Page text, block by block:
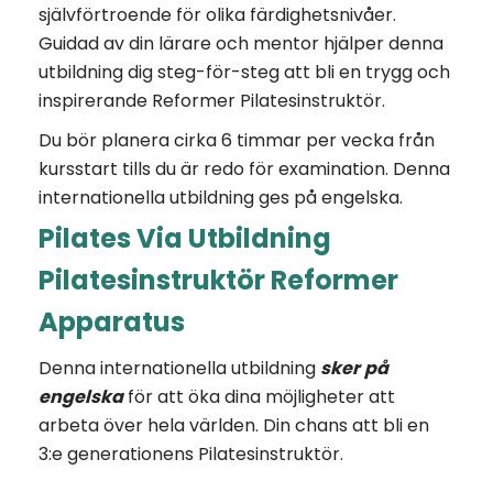
självförtroende för olika färdighetsnivåer.
Guidad av din lärare och mentor hjälper denna
utbildning dig steg-för-steg att bli en trygg och
inspirerande Reformer Pilatesinstruktör.
Du bör planera cirka 6 timmar per vecka från
kursstart tills du är redo för examination. Denna
internationella utbildning ges på engelska.
Pilates Via Utbildning
Pilatesinstruktör Reformer
Apparatus
Denna internationella utbildning skerpå
engelskaför att öka dina möjligheter att
arbeta över hela världen. Din chans att bli en
3:e generationens Pilatesinstruktör.